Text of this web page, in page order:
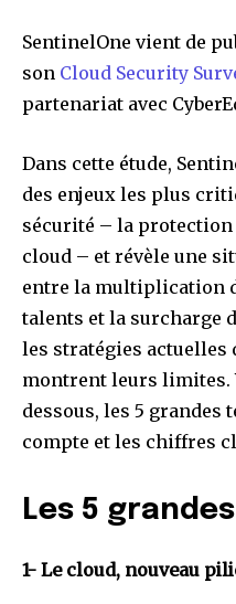
SentinelOne vient de
son Cloud Security
partenariat avec
Dans cette étude,
des enjeux les plus
sécurité – la
cloud – et révèle une
entre la multiplication
talents et la surcharge
les stratégies actuelles
montrent leurs limites.
dessous, les 5 grandes
compte et les chiffres
Les 5
1- Le cloud, nouveau